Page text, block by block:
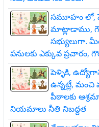
సమూహం లో,
మాట్లాడాము,
సభ్యులుగా.
పనులకు ఎక్కువ ప్రచారం,
పెళ్ళికి,
ఉన్నట్లే,
పీఠాలకు
నియమాలు నీతి నిబద్దత